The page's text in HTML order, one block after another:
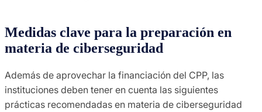
Medidas clave para la preparación en
materia de ciberseguridad
Además de aprovechar la financiación del CPP, las
instituciones deben tener en cuenta las siguientes
prácticas recomendadas en materia de ciberseguridad